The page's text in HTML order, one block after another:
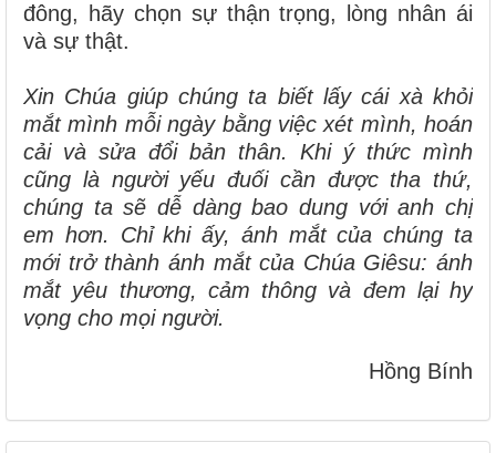
đông, hãy chọn sự thận trọng, lòng nhân ái
và sự thật.
Xin Chúa giúp chúng ta biết lấy cái xà khỏi
mắt mình mỗi ngày bằng việc xét mình, hoán
cải và sửa đổi bản thân. Khi ý thức mình
cũng là người yếu đuối cần được tha thứ,
chúng ta sẽ dễ dàng bao dung với anh chị
em hơn. Chỉ khi ấy, ánh mắt của chúng ta
mới trở thành ánh mắt của Chúa Giêsu: ánh
mắt yêu thương, cảm thông và đem lại hy
vọng cho mọi người.
Hồng Bính